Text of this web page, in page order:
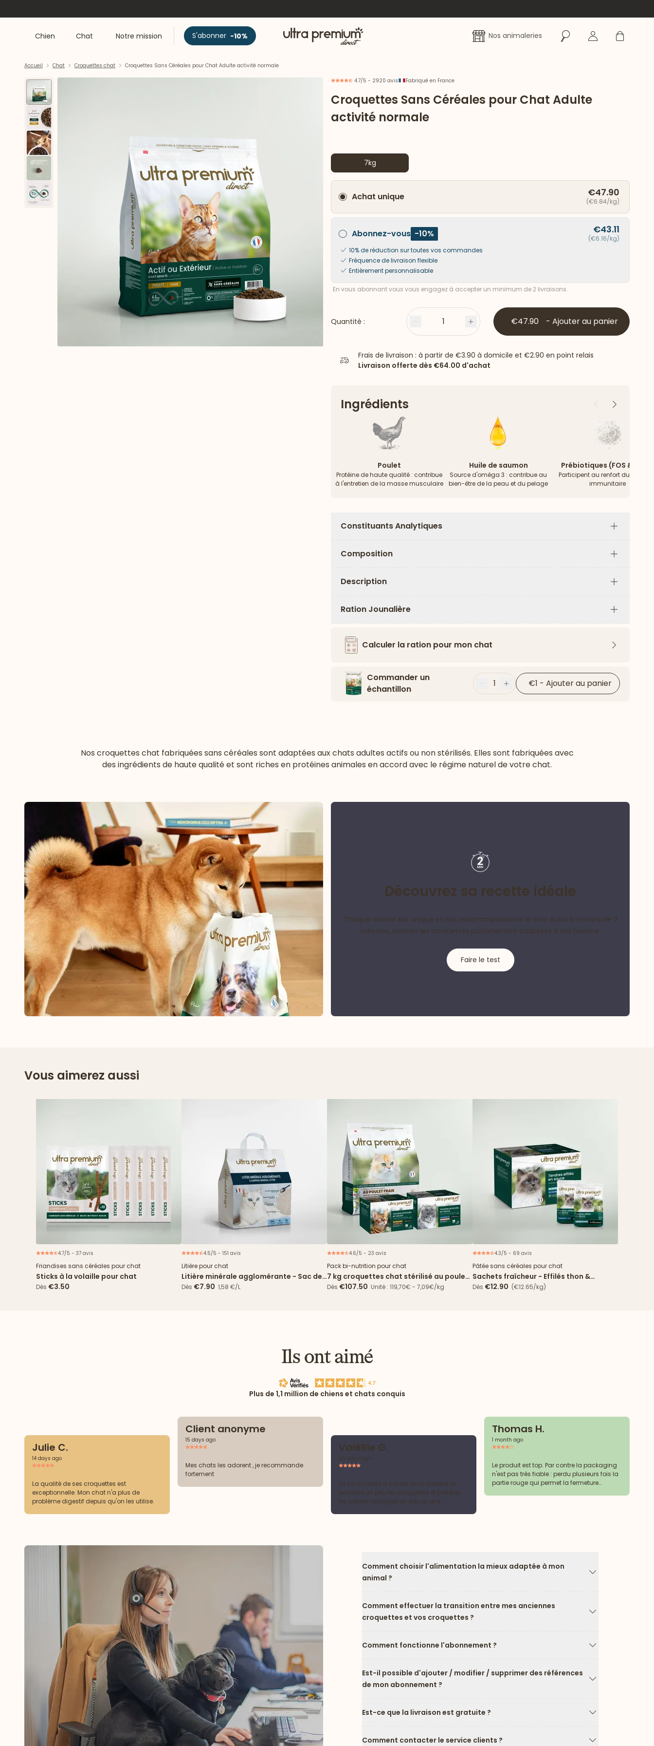
Chien Chat Notre mission S'abonner -10% Accueil Nos animaleries RechercherSe connecter
Panier
Accueil Chat Croquettes chat Croquettes Sans Céréales pour Chat Adulte activité normale
4.7/5 - 2920 avis Fabriqué en France
Croquettes Sans Céréales pour Chat Adulte
activité normale
7kg
Achat unique €47.90
(€6.84/kg)
Abonnez-vous -10% €43.11
(€6.16/kg)
10% de réduction sur toutes vos commandes
Fréquence de livraison flexible
Entièrement personnalisable
En vous abonnant vous vous engagez à accepter un minimum de 2 livraisons.
Quantité : Moins 1 Plus €47.90 - Ajouter au panier
Frais de livraison : à partir de €3.90 à domicile et €2.90 en point relais
Livraison offerte dès €64.00 d'achat
Ingrédients PrécédentSuivant
Poulet
Protéine de haute qualité : contribue
à l'entretien de la masse musculaire
Huile de saumon
Source d'oméga 3 : contribue au
bien-être de la peau et du pelage
Prébiotiques (FOS & MOS)
Participent au renfort du
immunitaire
Constituants Analytiques
Plus
Composition
Plus
Description
Plus
Ration Jounalière
Plus
Calculer la ration pour mon chat
Commander un
échantillon
Moins
1 Plus €1 - Ajouter au panier
Nos croquettes chat fabriquées sans céréales sont adaptées aux chats adultes actifs ou non stérilisés. Elles sont fabriquées avec
des ingrédients de haute qualité et sont riches en protéines animales en accord avec le régime naturel de votre chat.
Découvrez sa recette idéale
Chaque animal est unique et nos recommandations le sont aussi. En moins de 2
minutes, trouvez les croquettes parfaitement adaptées à ses besoins.
Faire le test
Vous aimerez aussi
4.7/5 - 37 avis
Friandises sans céréales pour chat
Sticks à la volaille pour chat
Dès €3.50
4.5/5 - 151 avis
Litière pour chat
Litière minérale agglomérante - Sac de
5L
Dès €7.90 1,58 €/L
4.6/5 - 23 avis
Pack bi-nutrition pour chat
7 kg croquettes chat stérilisé au poulet
frais + 96 sachets
Dès €107.50 Unité : 119,70€ - 7,09€/kg
4.3/5 - 69 avis
Pâtée sans céréales pour chat
Sachets fraîcheur - Effilés thon &
cabillaud en sauce
Dès €12.90 (€12.65/kg)
Ils ont aimé
Plus de 1,1 million de chiens et chats conquis
Julie C.
14 days ago
La qualité de ses croquettes est
exceptionnelle. Mon chat n'a plus de
problème digestif depuis qu'on les utilise.
Client anonyme
15 days ago
Mes chats les adorent , je recommande
fortement
ValéRie G.
25 days ago
En ce moment à cause de la chaleur ils
boudent un peu les croquettes et préfères
les pâtées rallongée en eau pr une
Thomas H.
1 month ago
Le produit est top. Par contre la packaging
n'est pas très fiable : perdu plusieurs fois la
partie rouge qui permet la fermeture
Comment choisir l'alimentation la mieux adaptée à mon
animal ?
Comment effectuer la transition entre mes anciennes
croquettes et vos croquettes ?
Comment fonctionne l'abonnement ?
Flèche vers le
Est-il possible d'ajouter / modifier / supprimer des références
de mon abonnement ?
Est-ce que la livraison est gratuite ?
Flèche vers le
Comment contacter le service clients ?